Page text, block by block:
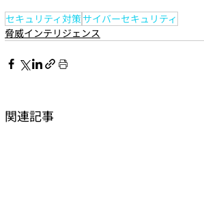
セキュリティ対策サイバーセキュリティ
脅威インテリジェンス
関連記事